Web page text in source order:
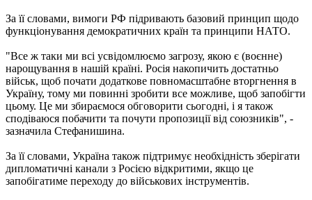
За її словами, вимоги РФ підривають базовий принцип щодо
функціонування демократичних країн та принципи НАТО.
"Все ж таки ми всі усвідомлюємо загрозу, якою є (воєнне)
нарощування в нашій країні. Росія накопичить достатньо
військ, щоб почати додаткове повномасштабне вторгнення в
Україну, тому ми повинні зробити все можливе, щоб запобігти
цьому. Це ми збираємося обговорити сьогодні, і я також
сподіваюся побачити та почути пропозиції від союзників", -
зазначила Стефанишина.
За її словами, Україна також підтримує необхідність зберігати
дипломатичні канали з Росією відкритими, якщо це
запобігатиме переходу до військових інструментів.